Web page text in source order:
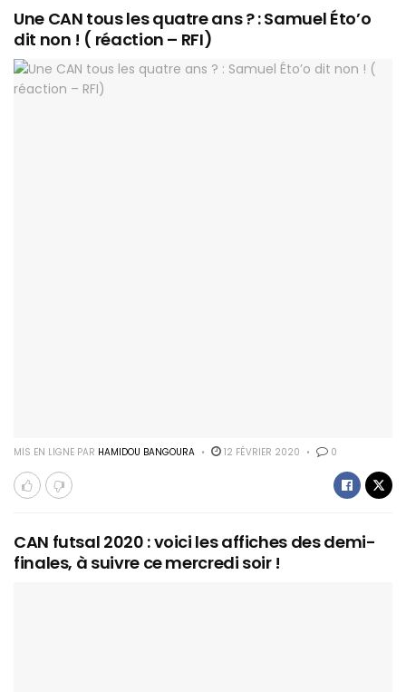
Une CAN tous les quatre ans ? : Samuel Éto’o
dit non ! ( réaction – RFI)
MIS EN LIGNE PAR HAMIDOU BANGOURA 12 FÉVRIER 2020 0
CAN futsal 2020 : voici les affiches des demi-
finales, à suivre ce mercredi soir !